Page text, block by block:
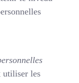
utiliser les